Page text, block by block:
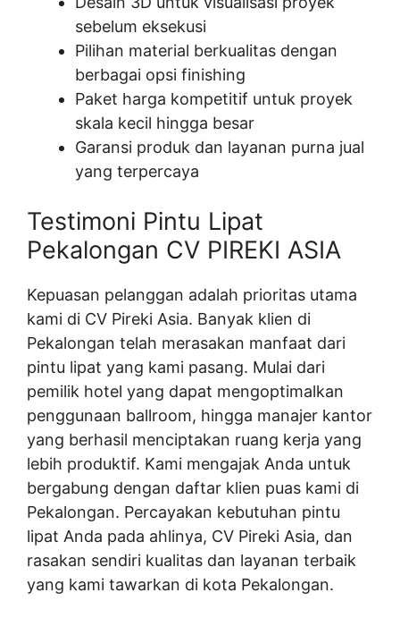
sebelum eksekusi
Pilihan material berkualitas dengan
berbagai opsi finishing
Paket harga kompetitif untuk proyek
skala kecil hingga besar
Garansi produk dan layanan purna jual
yang terpercaya
Testimoni Pintu Lipat
Pekalongan CV PIREKI ASIA
Kepuasan pelanggan adalah prioritas utama
kami di CV Pireki Asia. Banyak klien di
Pekalongan telah merasakan manfaat dari
pintu lipat yang kami pasang. Mulai dari
pemilik hotel yang dapat mengoptimalkan
penggunaan ballroom, hingga manajer kantor
yang berhasil menciptakan ruang kerja yang
lebih produktif. Kami mengajak Anda untuk
bergabung dengan daftar klien puas kami di
Pekalongan. Percayakan kebutuhan pintu
lipat Anda pada ahlinya, CV Pireki Asia, dan
rasakan sendiri kualitas dan layanan terbaik
yang kami tawarkan di kota Pekalongan.